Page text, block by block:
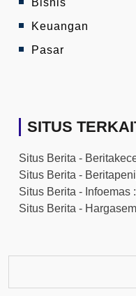
Bisnis
Keuangan
Pasar
SITUS
Situs Berita -
Situs Berita -
Situs Berita - Infoemas :
Situs Berita -